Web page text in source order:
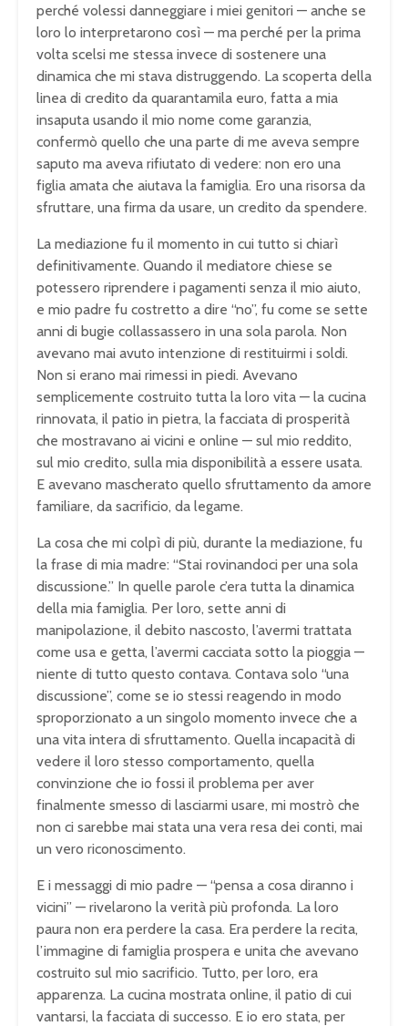
perché volessi danneggiare i miei genitori — anche se
loro lo interpretarono così — ma perché per la prima
volta scelsi me stessa invece di sostenere una
dinamica che mi stava distruggendo. La scoperta della
linea di credito da quarantamila euro, fatta a mia
insaputa usando il mio nome come garanzia,
confermò quello che una parte di me aveva sempre
saputo ma aveva rifiutato di vedere: non ero una
figlia amata che aiutava la famiglia. Ero una risorsa da
sfruttare, una firma da usare, un credito da spendere.
La mediazione fu il momento in cui tutto si chiarì
definitivamente. Quando il mediatore chiese se
potessero riprendere i pagamenti senza il mio aiuto,
e mio padre fu costretto a dire “no”, fu come se sette
anni di bugie collassassero in una sola parola. Non
avevano mai avuto intenzione di restituirmi i soldi.
Non si erano mai rimessi in piedi. Avevano
semplicemente costruito tutta la loro vita — la cucina
rinnovata, il patio in pietra, la facciata di prosperità
che mostravano ai vicini e online — sul mio reddito,
sul mio credito, sulla mia disponibilità a essere usata.
E avevano mascherato quello sfruttamento da amore
familiare, da sacrificio, da legame.
La cosa che mi colpì di più, durante la mediazione, fu
la frase di mia madre: “Stai rovinandoci per una sola
discussione.” In quelle parole c’era tutta la dinamica
della mia famiglia. Per loro, sette anni di
manipolazione, il debito nascosto, l’avermi trattata
come usa e getta, l’avermi cacciata sotto la pioggia —
niente di tutto questo contava. Contava solo “una
discussione”, come se io stessi reagendo in modo
sproporzionato a un singolo momento invece che a
una vita intera di sfruttamento. Quella incapacità di
vedere il loro stesso comportamento, quella
convinzione che io fossi il problema per aver
finalmente smesso di lasciarmi usare, mi mostrò che
non ci sarebbe mai stata una vera resa dei conti, mai
un vero riconoscimento.
E i messaggi di mio padre — “pensa a cosa diranno i
vicini” — rivelarono la verità più profonda. La loro
paura non era perdere la casa. Era perdere la recita,
l’immagine di famiglia prospera e unita che avevano
costruito sul mio sacrificio. Tutto, per loro, era
apparenza. La cucina mostrata online, il patio di cui
vantarsi, la facciata di successo. E io ero stata, per